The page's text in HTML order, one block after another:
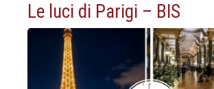
Le luci di Parigi – BIS